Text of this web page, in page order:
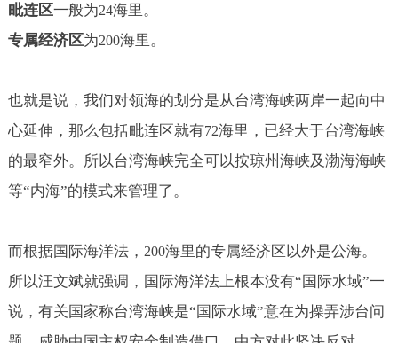
毗连区一般为24海里。
专属经济区为200海里。
也就是说，我们对领海的划分是从台湾海峡两岸一起向中
心延伸，那么包括毗连区就有72海里，已经大于台湾海峡
的最窄外。所以台湾海峡完全可以按琼州海峡及渤海海峡
等“内海”的模式来管理了。
而根据国际海洋法， 200海里的专属经济区以外是公海。
所以汪文斌就强调，国际海洋法上根本没有“国际水域”一
说，有关国家称台湾海峡是“国际水域”意在为操弄涉台问